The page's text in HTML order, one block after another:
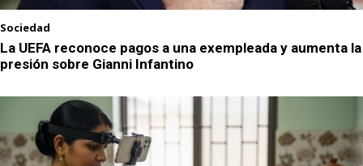
Sociedad
La UEFA reconoce pagos a una exempleada y aumenta la
presión sobre Gianni Infantino